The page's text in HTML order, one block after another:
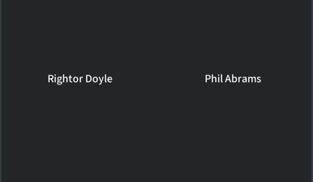
Rightor Doyle Phil Abrams